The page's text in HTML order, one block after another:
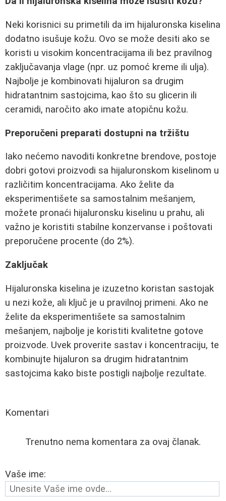
Neki korisnici su primetili da im hijaluronska kiselina
dodatno isušuje kožu. Ovo se može desiti ako se
koristi u visokim koncentracijama ili bez pravilnog
zaključavanja vlage (npr. uz pomoć kreme ili ulja).
Najbolje je kombinovati hijaluron sa drugim
hidratantnim sastojcima, kao što su glicerin ili
ceramidi, naročito ako imate atopičnu kožu.
Preporučeni preparati dostupni na tržištu
Iako nećemo navoditi konkretne brendove, postoje
dobri gotovi proizvodi sa hijaluronskom kiselinom u
različitim koncentracijama. Ako želite da
eksperimentišete sa samostalnim mešanjem,
možete pronaći hijaluronsku kiselinu u prahu, ali
važno je koristiti stabilne konzervanse i poštovati
preporučene procente (do 2%).
Zaključak
Hijaluronska kiselina je izuzetno koristan sastojak
u nezi kože, ali ključ je u pravilnoj primeni. Ako ne
želite da eksperimentišete sa samostalnim
mešanjem, najbolje je koristiti kvalitetne gotove
proizvode. Uvek proverite sastav i koncentraciju, te
kombinujte hijaluron sa drugim hidratantnim
sastojcima kako biste postigli najbolje rezultate.
Komentari
Trenutno nema komentara za ovaj članak.
Vaše ime: